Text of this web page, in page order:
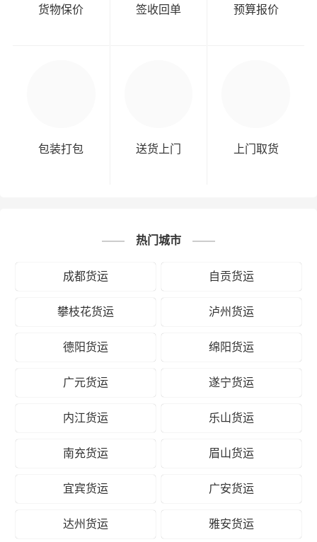
货物保价 签收回单 预算报价
包装打包 送货上门 上门取货
热门城市
成都货运 自贡货运
攀枝花货运 泸州货运
德阳货运 绵阳货运
广元货运 遂宁货运
内江货运 乐山货运
南充货运 眉山货运
宜宾货运 广安货运
达州货运 雅安货运